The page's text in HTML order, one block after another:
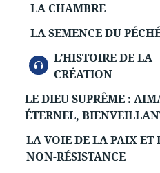
LA CHAMBRE
LA SEMENCE DU
AUDIO
L’HISTOIRE DE LA
CRÉATION
LE DIEU SUPRÊME :
ÉTERNEL,
LA VOIE DE LA PAIX ET
NON-RÉSISTANCE